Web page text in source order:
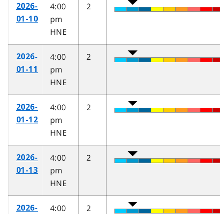
2026-
01-10
4:00
pm
HNE
2
2026-
01-11
4:00
pm
HNE
2
2026-
01-12
4:00
pm
HNE
2
2026-
01-13
4:00
pm
HNE
2
2026-
4:00
2